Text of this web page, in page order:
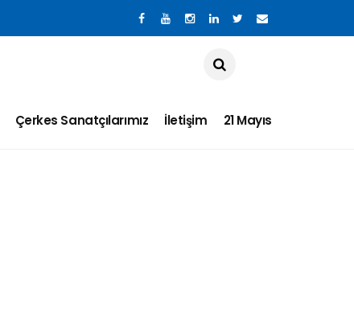
Çerkes Sanatçılarımız İletişim 21 Mayıs